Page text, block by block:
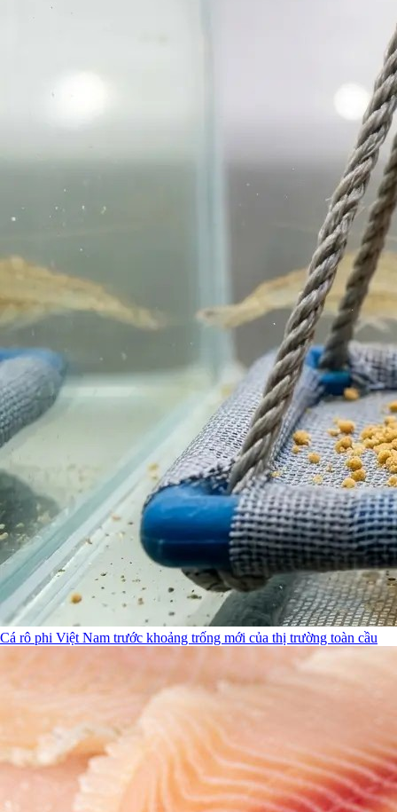
Cá rô phi Việt Nam trước khoảng trống mới của thị trường toàn cầu